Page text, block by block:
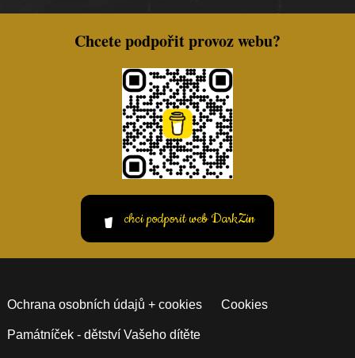
Chcete podpořit provoz webu?
chci podporit web DarkZin
Ochrana osobních údajů + cookies Cookies
Památníček - dětství Vašeho dítěte